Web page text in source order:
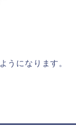
うになります。